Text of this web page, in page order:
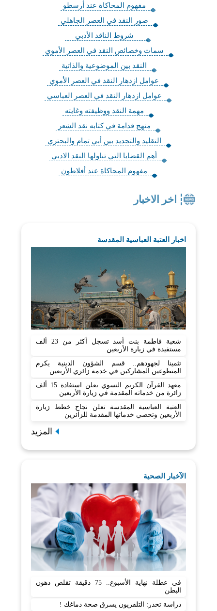
مفهوم المحاكاة عند أرسطو
صور النقد في العصر الجاهلي
شروط الناقد الأدبي
سمات وخصائص النقد في العصر الأموي
النقد بين الموضوعية والذاتية
عوامل ازدهار النقد في العصر الأموي
عوامل ازدهار النقد في العصر العباسي
مهمة النقد ووظيفته وغايته
منهج قدامة في كتابه نقد الشعر
التقليد والتجديد بين أبي تمام والبحتري
أهم القضايا التي تناولها النقد الادبي
مفهوم المحاكاة عند أفلاطون
اخر الاخبار
اخبار العتبة العباسية المقدسة
شعبة فاطمة بنت أسد تسجل أكثر من 23 ألف
مستفيدة في زيارة الأربعين
تثمينا لجهودهم.. قسم الشؤون الدينية يكرم
المتطوعين المشاركين في خدمة زائري الأربعين
معهد القرآن الكريم النسوي يعلن استفادة 15 ألف
زائرة من خدماته المقدمة في زيارة الأربعين
العتبة العباسية المقدسة تعلن نجاح خطط زيارة
الأربعين وتحصي خدماتها المقدمة للزائرين
المزيد
الآخبار الصحية
في عطلة نهاية الأسبوع.. 75 دقيقة تقلص دهون
البطن
دراسة تحذر: التلفزيون يسرق صحة دماغك !